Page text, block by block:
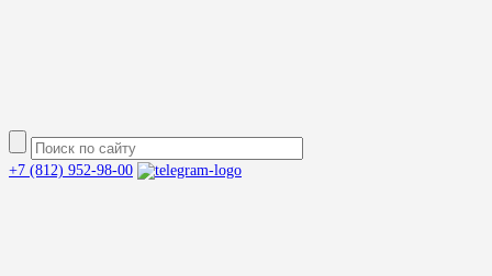
+7 (812) 952-98-00